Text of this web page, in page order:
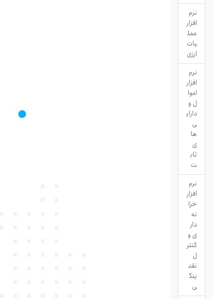
نرم
افزار
عمل
یات
ارزی
نرم
افزار
اموا
ل و
دارای
ی
ها
ی
ثاب
ت
نرم
افزار
خزا
نه
دار
ی و
کنتر
ل
نقد
ینگ
ی